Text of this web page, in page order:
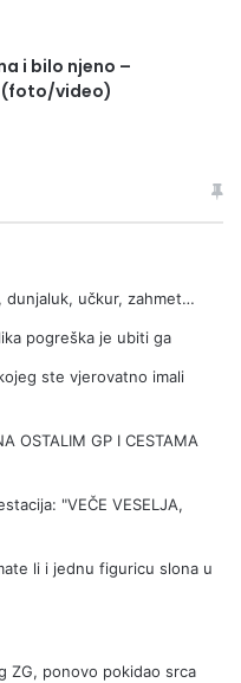
i bilo njeno –
(foto/video)
dunjaluk, učkur, zahmet…
pogreška je ubiti ga
ste vjerovatno imali
OSTALIM GP I CESTAMA
"VEČE VESELJA,
li i jednu figuricu slona u
ZG, ponovo pokidao srca